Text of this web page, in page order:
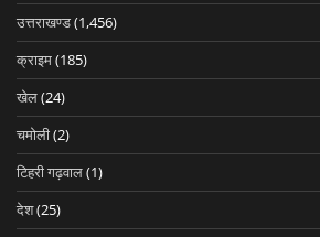
उत्तराखण्ड(1,456)
क्राइम(185)
खेल(24)
चमोली(2)
टिहरी गढ़वाल(1)
देश(25)